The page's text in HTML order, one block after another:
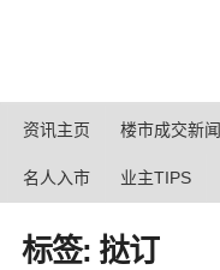
资讯主页 楼市成交新闻
名人入市 业主TIPS
标签: 挞订